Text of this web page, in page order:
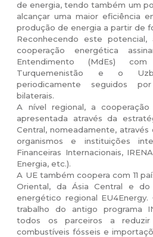
de energia, tendo também um
alcançar uma maior eficiência
produção de energia a partir de
Reconhecendo este
cooperação energética
Entendimento (MdEs)
Turquemenistão e o
periodicamente seguidos
bilaterais.
A nível regional, a
apresentada através da
Central, nomeadamente,
organismos e instituições
Financeiras Internacionais,
Energia, etc.).
A UE também coopera com 11
Oriental, da Ásia Central e do
energético regional
trabalho do antigo programa
todos os parceiros a
combustíveis fósseis e